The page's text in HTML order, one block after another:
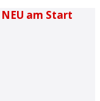
NEU am Start